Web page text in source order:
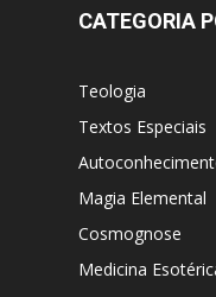
CATEGORIA
Teologia
Textos Especiais
Magia Elemental
Cosmognose
Medicina